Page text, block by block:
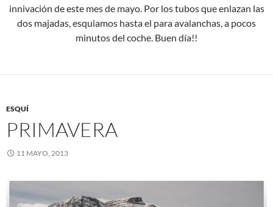
innivación de este mes de mayo. Por los tubos que enlazan las
dos majadas, esquiamos hasta el para avalanchas, a pocos
minutos del coche. Buen día!!
ESQUÍ
PRIMAVERA
11 MAYO, 2013